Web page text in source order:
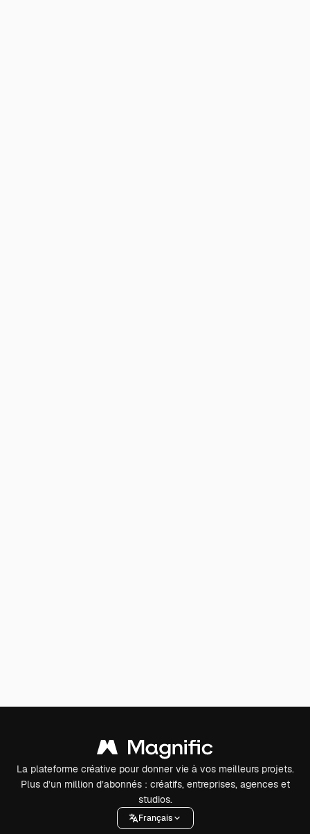
La plateforme créative pour donner vie à vos meilleurs projets.
Plus d’un million d’abonnés : créatifs, entreprises, agences et
studios.
Français